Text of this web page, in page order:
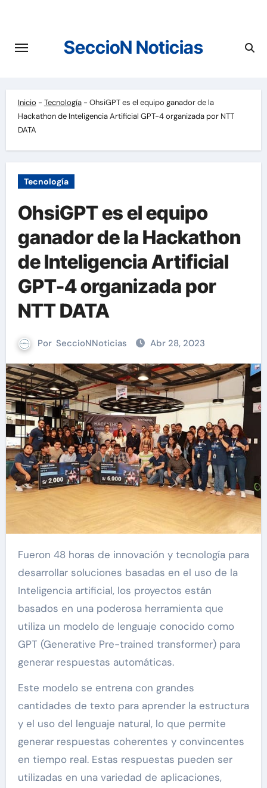
contenido
SeccioN Noticias
Inicio - Tecnología- OhsiGPT es el equipo ganador de la
Hackathon de Inteligencia Artificial GPT-4 organizada por NTT
DATA
Tecnología
OhsiGPT es el equipo
ganador de la Hackathon
de Inteligencia Artificial
GPT-4 organizada por
NTT DATA
Por SeccioNNoticias Abr 28, 2023
Fueron 48 horas de innovación y tecnología para
desarrollar soluciones basadas en el uso de la
Inteligencia artificial, los proyectos están
basados en una poderosa herramienta que
utiliza un modelo de lenguaje conocido como
GPT (Generative Pre-trained transformer) para
generar respuestas automáticas.
Este modelo se entrena con grandes
cantidades de texto para aprender la estructura
y el uso del lenguaje natural, lo que permite
generar respuestas coherentes y convincentes
en tiempo real. Estas respuestas pueden ser
utilizadas en una variedad de aplicaciones,